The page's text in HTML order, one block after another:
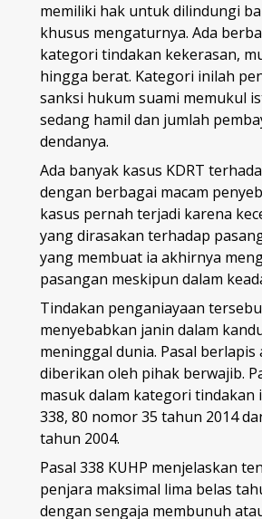
memiliki hak untuk dilindungi
khusus mengaturnya. Ada
kategori tindakan kekerasan,
hingga berat. Kategori inilah
sanksi hukum suami memukul
sedang hamil dan jumlah
dendanya.
Ada banyak kasus KDRT
dengan berbagai macam
kasus pernah terjadi karena
yang dirasakan terhadap
yang membuat ia akhirnya
pasangan meskipun dalam
Tindakan penganiayaan
menyebabkan janin dalam
meninggal dunia. Pasal berlapis
diberikan oleh pihak berwajib.
masuk dalam kategori tindakan
338, 80 nomor 35 tahun 2014
tahun 2004.
Pasal 338 KUHP menjelaskan
penjara maksimal lima belas
dengan sengaja membunuh